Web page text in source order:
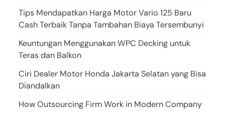
Tips Mendapatkan Harga Motor Vario 125 Baru
Cash Terbaik Tanpa Tambahan Biaya Tersembunyi
Keuntungan Menggunakan WPC Decking untuk
Teras dan Balkon
Ciri Dealer Motor Honda Jakarta Selatan yang Bisa
Diandalkan
How Outsourcing Firm Work in Modern Company